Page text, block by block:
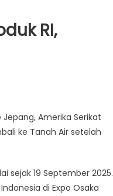
RI,
Amerika Serikat
ke Tanah Air setelah
sejak 19 September 2025.
di Expo Osaka